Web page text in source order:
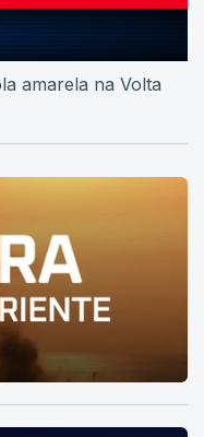
amarela na Volta